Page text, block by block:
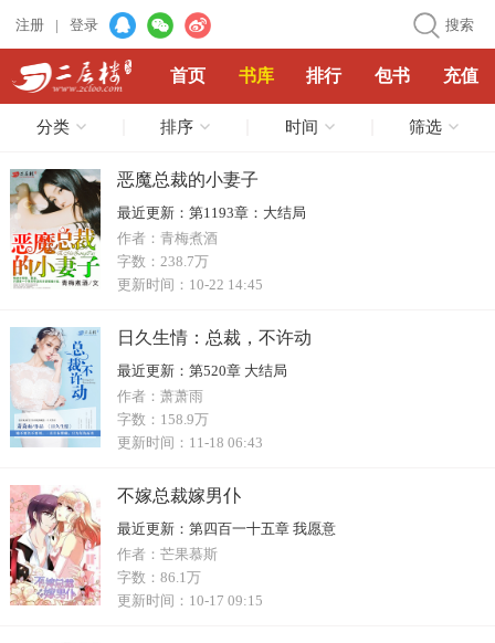
注册 | 登录 搜索
首页 书库 排行 包书 充值
分类 排序 时间 筛选
恶魔总裁的小妻子
最近更新： 第1193章：大结局
作者： 青梅煮酒
字数： 238.7万
更新时间： 10-22 14:45
日久生情：总裁，不许动
最近更新：
第520章 大结局
作者： 萧萧雨
字数： 158.9万
更新时间： 11-18 06:43
不嫁总裁嫁男仆
最近更新： 第四百一十五章 我愿意
作者： 芒果慕斯
字数： 86.1万
更新时间： 10-17 09:15